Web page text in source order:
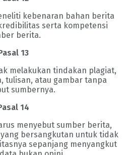
kebenaran bahan berita
serta kompetensi
berita.
13
melakukan tindakan plagiat,
tulisan, atau gambar tanpa
sumbernya.
14
menyebut sumber berita,
bersangkutan untuk tidak
sepanjang menyangkut